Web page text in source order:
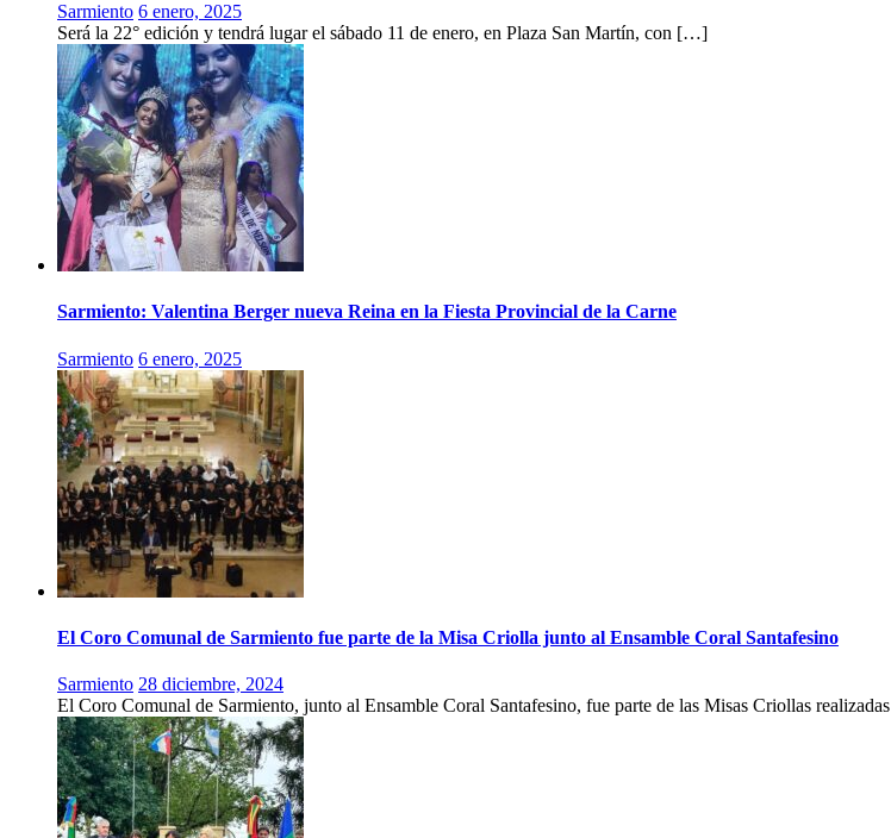
Sarmiento 6 enero, 2025
Será la 22° edición y tendrá lugar el sábado 11 de enero, en Plaza San Martín, con […]
Sarmiento: Valentina Berger nueva Reina en la Fiesta Provincial de la Carne
Sarmiento 6 enero, 2025
El Coro Comunal de Sarmiento fue parte de la Misa Criolla junto al Ensamble Coral Santafesino
Sarmiento 28 diciembre, 2024
El Coro Comunal de Sarmiento, junto al Ensamble Coral Santafesino, fue parte de las Misas Criollas realizadas